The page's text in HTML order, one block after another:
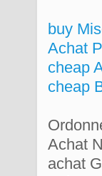
buy
Achat
cheap
cheap
Achat
achat